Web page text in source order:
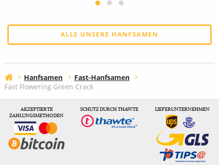
ALLE UNSERE HANFSAMEN
Hanfsamen
Fast-Hanfsamen
Fast Flowering Green Crack
AKZEPTIERTE
ZAHLUNGSMETHODEN
SCHUTZ DURCH THAWTE LIEFERUNTERNEHMEN